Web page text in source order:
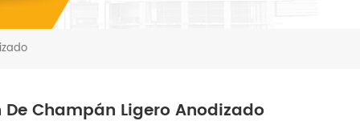
Champán Ligero Anodizado